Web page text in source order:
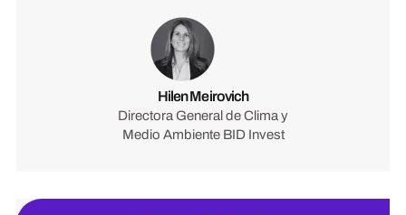
Hilen Meirovich
Directora General de Clima y
Medio Ambiente BID Invest